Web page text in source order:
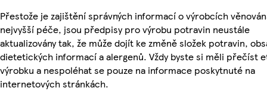
Přestože je zajištění správných informací o výrobcích
nejvyšší péče, jsou předpisy pro výrobu potravin neustále
aktualizovány tak, že může dojít ke změně složek potravin,
dietetických informací a alergenů. Vždy byste si měli přečíst
výrobku a nespoléhat se pouze na informace poskytnuté na
internetových stránkách.